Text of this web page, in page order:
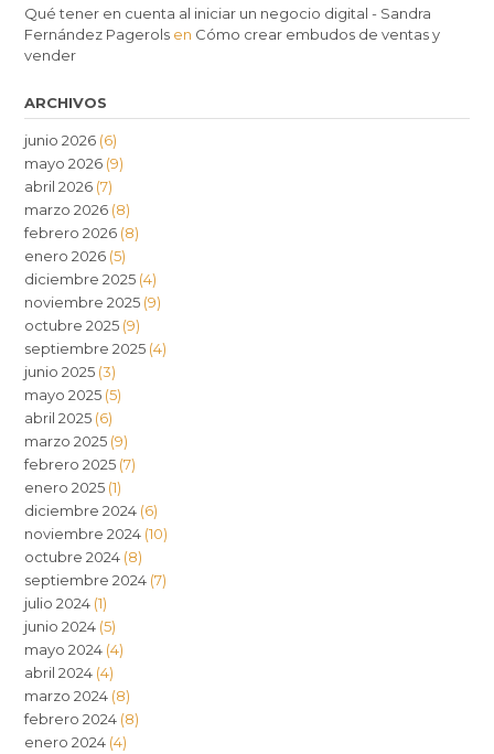
Qué tener en cuenta al iniciar un negocio digital - Sandra
Fernández Pagerols en Cómo crear embudos de ventas y
vender
ARCHIVOS
junio 2026 (6)
mayo 2026 (9)
abril 2026 (7)
marzo 2026 (8)
febrero 2026 (8)
enero 2026 (5)
diciembre 2025 (4)
noviembre 2025 (9)
octubre 2025 (9)
septiembre 2025 (4)
junio 2025 (3)
mayo 2025 (5)
abril 2025 (6)
marzo 2025 (9)
febrero 2025 (7)
enero 2025 (1)
diciembre 2024 (6)
noviembre 2024 (10)
octubre 2024 (8)
septiembre 2024 (7)
julio 2024 (1)
junio 2024 (5)
mayo 2024 (4)
abril 2024 (4)
marzo 2024 (8)
febrero 2024 (8)
enero 2024 (4)